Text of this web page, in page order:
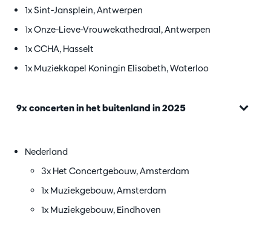
1x Sint-Jansplein, Antwerpen
1x Onze-Lieve-Vrouwekathedraal, Antwerpen
1x CCHA, Hasselt
1x Muziekkapel Koningin Elisabeth, Waterloo
9x concerten in het buitenland in 2025
Nederland
3x Het Concertgebouw, Amsterdam
1x Muziekgebouw, Amsterdam
1x Muziekgebouw, Eindhoven